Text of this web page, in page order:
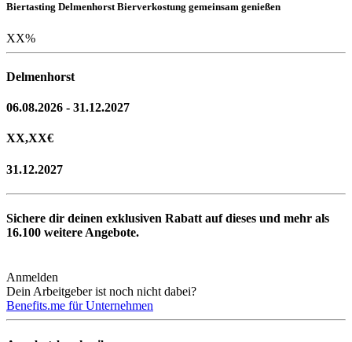
Biertasting Delmenhorst Bierverkostung gemeinsam genießen
XX%
Delmenhorst
06.08.2026 - 31.12.2027
XX,XX€
31.12.2027
Sichere dir deinen exklusiven Rabatt auf dieses und mehr als
16.100 weitere Angebote.
Anmelden
Dein Arbeitgeber ist noch nicht dabei?
Benefits.me für Unternehmen